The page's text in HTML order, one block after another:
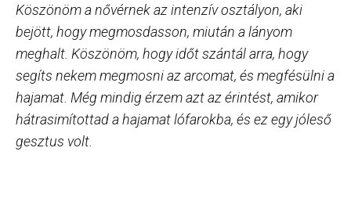
Köszönöm a nővérnek az intenzív osztályon, aki
bejött, hogy megmosdasson, miután a lányom
meghalt. Köszönöm, hogy időt szántál arra, hogy
segíts nekem megmosni az arcomat, és megfésülni a
hajamat. Még mindig érzem azt az érintést, amikor
hátrasimítottad a hajamat lófarokba, és ez egy jóleső
gesztus volt.